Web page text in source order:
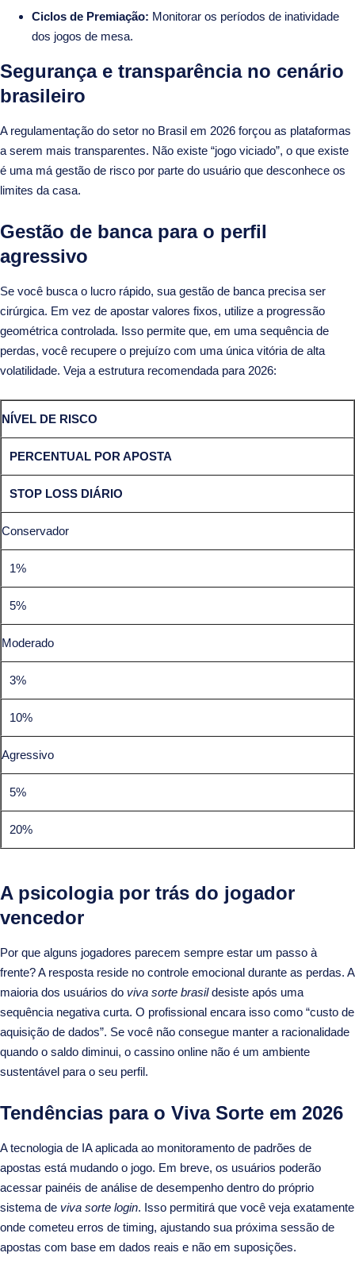
Ciclos de Premiação: Monitorar os períodos de inatividade
dos jogos de mesa.
Segurança e transparência no cenário
brasileiro
A regulamentação do setor no Brasil em 2026 forçou as plataformas
a serem mais transparentes. Não existe “jogo viciado”, o que existe
é uma má gestão de risco por parte do usuário que desconhece os
limites da casa.
Gestão de banca para o perfil
agressivo
Se você busca o lucro rápido, sua gestão de banca precisa ser
cirúrgica. Em vez de apostar valores fixos, utilize a progressão
geométrica controlada. Isso permite que, em uma sequência de
perdas, você recupere o prejuízo com uma única vitória de alta
volatilidade. Veja a estrutura recomendada para 2026:
NÍVEL DE RISCO
PERCENTUAL POR APOSTA
STOP LOSS DIÁRIO
Conservador
1%
5%
Moderado
3%
10%
Agressivo
5%
20%
A psicologia por trás do jogador
vencedor
Por que alguns jogadores parecem sempre estar um passo à
frente? A resposta reside no controle emocional durante as perdas. A
maioria dos usuários do viva sorte brasildesiste após uma
sequência negativa curta. O profissional encara isso como “custo de
aquisição de dados”. Se você não consegue manter a racionalidade
quando o saldo diminui, o cassino online não é um ambiente
sustentável para o seu perfil.
Tendências para o Viva Sorte em 2026
A tecnologia de IA aplicada ao monitoramento de padrões de
apostas está mudando o jogo. Em breve, os usuários poderão
acessar painéis de análise de desempenho dentro do próprio
sistema de viva sorte login. Isso permitirá que você veja exatamente
onde cometeu erros de timing, ajustando sua próxima sessão de
apostas com base em dados reais e não em suposições.